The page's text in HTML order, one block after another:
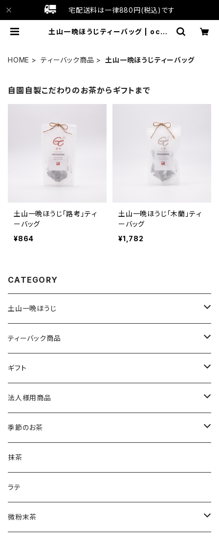
宅配送料は一律880円(税込)です
土山一晩ほうじティーバッグ | ocha
HOME ティーバック商品 土山一晩ほうじティーバッグ
自園自製こだわりのお茶からギフトまで
土山一晩ほうじ「路考」ティ
ーバッグ
¥864
土山一晩ほうじ「木蘭」ティ
ーバッグ
¥1,782
CATEGORY
土山一晩ほうじ
土山一晩ほうじ 木蘭（もくらん）
土山一晩ほうじ 路考（ろこう）
土山一晩ほうじフィナンシェ
ティーバック商品
緑茶のティーバック
和紅茶のティーバック
ほうじ茶のティーバック
土山一晩ほうじティーバッグ
ギフト
かぶせ茶
和紅茶とフィナンシェ
フィナンシェ
土山一晩ほうじ
法人様用商品
微粉末かぶせ茶
微粉末ほうじ茶
微粉末和紅茶
季節のお茶
新茶
刈下茶
水出しかぶせ茶
抹茶
ラテ
微粉末茶